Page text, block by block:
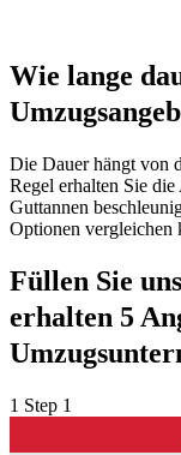
Wie lange
Die Dauer hängt von
Regel erhalten Sie
Guttannen
Optionen vergleichen
Füllen Sie
erhalten 5
1 Step 1